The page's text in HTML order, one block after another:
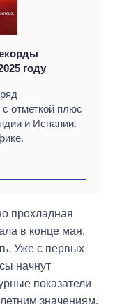
году
отметкой плюс
и Испании.
прохладная
в конце мая,
Уже с первых
начнут
показатели
значениям.